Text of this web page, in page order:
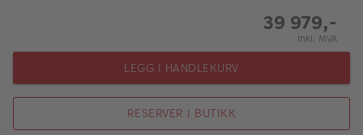
39 979,-
Inkl. MVA
LEGG I HANDLEKURV
RESERVER I BUTIKK